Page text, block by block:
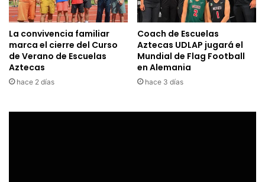
La convivencia familiar
marca el cierre del Curso
de Verano de Escuelas
Aztecas
hace 2 días
Coach de Escuelas
Aztecas UDLAP jugará el
Mundial de Flag Football
en Alemania
hace 3 días